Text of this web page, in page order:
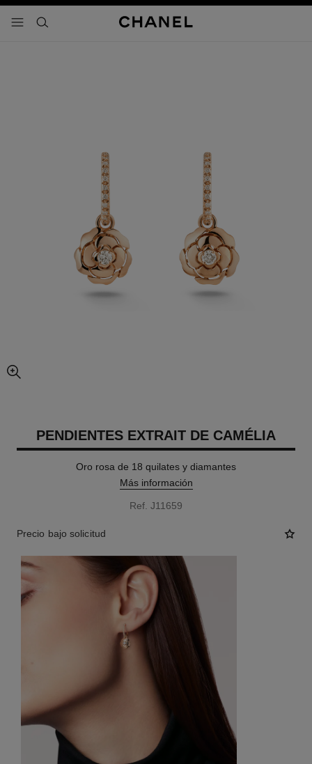
- navegación principal
buscar
imagen agrandada
PENDIENTES EXTRAIT DE CAMÉLIA
Oro rosa de 18 quilates y diamantes
Más información
Ref. J11659
Precio bajo solicitud